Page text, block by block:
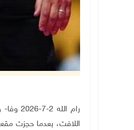
رام
اللافت، بعدما حجزت